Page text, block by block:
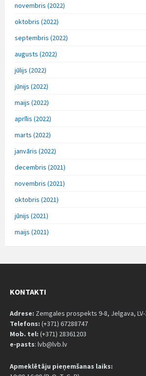
novembris (2022)
oktobris (2022)
septembris (2022)
augusts (2022)
jūlijs (2022)
jūnijs (2022)
maijs (2022)
aprīlis (2022)
marts (2022)
janvāris (2022)
decembris (2021)
novembris (2021)
oktobris (2021)
jūnijs (2021)
maijs (2021)
KONTAKTI
Adrese: Zemgales prospekts 9-8, Jelgava, LV-
Telefons: (+371) 67288747
Mob. tel: (+371) 28361203
e-pasts: lvb@lvb.lv
Apmeklētāju pieņemšanas laiks: